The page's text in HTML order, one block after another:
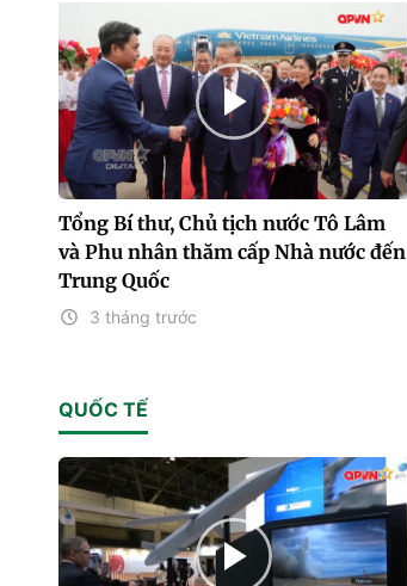
Tổng Bí thư, Chủ tịch nước Tô Lâm
và Phu nhân thăm cấp Nhà nước đến
Trung Quốc
3 tháng trước
QUỐC TẾ